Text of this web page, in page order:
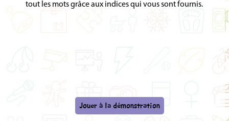
tout les mots grâce aux indices qui vous sont fournis.
Jouer à la démonstration